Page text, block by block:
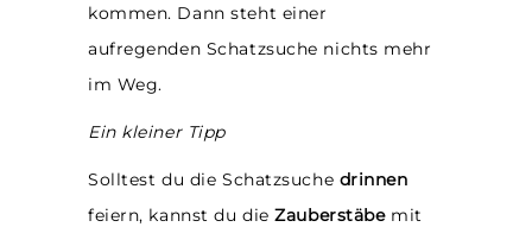
kommen. Dann steht einer
aufregenden Schatzsuche nichts mehr
im Weg.
Ein kleiner Tipp
Solltest du die Schatzsuche drinnen
feiern, kannst du dieZauberstäbemit